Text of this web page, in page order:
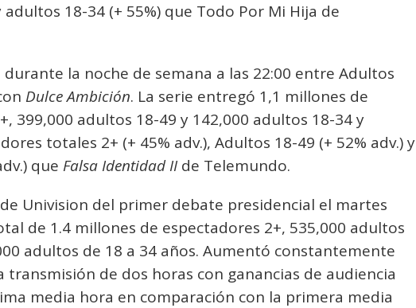
adultos 18-34 (+ 55%) que Todo Por Mi Hija de
durante la noche de semana a las 22:00 entre Adultos
Dulce Ambición. La serie entregó 1,1 millones de
399,000 adultos 18-49 y 142,000 adultos 18-34 y
totales 2+ (+ 45% adv.), Adultos 18-49 (+ 52% adv.) y
que Falsa Identidad II de Telemundo.
Univision del primer debate presidencial el martes
de 1.4 millones de espectadores 2+, 535,000 adultos
adultos de 18 a 34 años. Aumentó constantemente
de dos horas con ganancias de audiencia
media hora en comparación con la primera media